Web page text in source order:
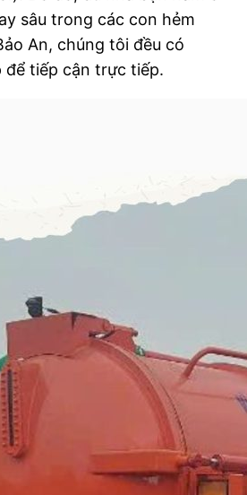
sâu trong các con hẻm
An, chúng tôi đều có
để tiếp cận trực tiếp.